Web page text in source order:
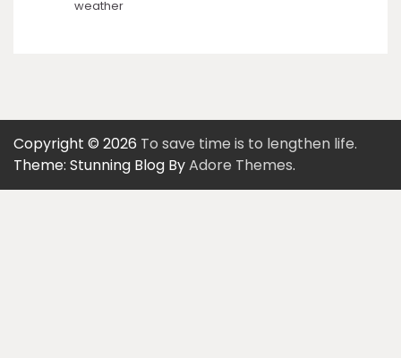
weather
Copyright © 2026 To save time is to lengthen life.
Theme: Stunning Blog ByAdore Themes.